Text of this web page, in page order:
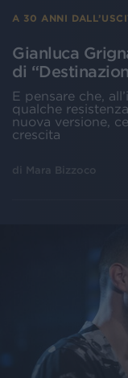
A 30 ANNI
Gianluca
di
E pensare che,
qualche
nuova versione,
crescita
di Mara Bizzoco